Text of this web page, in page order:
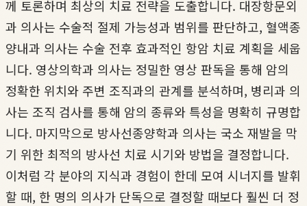
께 토론하며 최상의 치료 전략을 도출합니다. 대장항문외
과 의사는 수술적 절제 가능성과 범위를 판단하고, 혈액종
양내과 의사는 수술 전후 효과적인 항암 치료 계획을 세웁
니다. 영상의학과 의사는 정밀한 영상 판독을 통해 암의
정확한 위치와 주변 조직과의 관계를 분석하며, 병리과 의
사는 조직 검사를 통해 암의 종류와 특성을 명확히 규명합
니다. 마지막으로 방사선종양학과 의사는 국소 재발을 막
기 위한 최적의 방사선 치료 시기와 방법을 결정합니다.
이처럼 각 분야의 지식과 경험이 한데 모여 시너지를 발휘
할 때, 한 명의 의사가 단독으로 결정할 때보다 훨씬 더 정